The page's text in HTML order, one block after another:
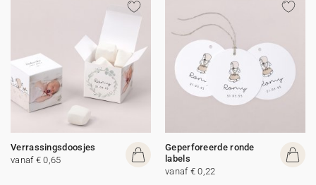
Verrassingsdoosjes
vanaf € 0,65
Geperforeerde ronde
labels
vanaf € 0,22